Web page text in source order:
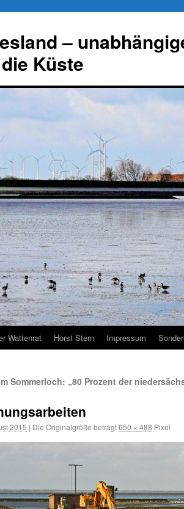
–
Küste
Wattenrat Horst Stern Impressum
Sommerloch: „80 Prozent der
2015 | Die Originalgröße beträgt650 × 488 Pixel